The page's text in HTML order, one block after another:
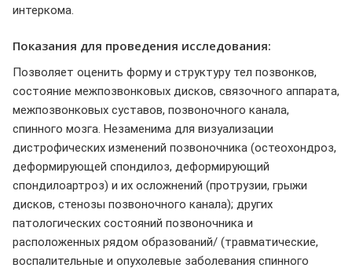
интеркома.
Показания для проведения исследования:
Позволяет оценить форму и структуру тел позвонков,
состояние межпозвонковых дисков, связочного аппарата,
межпозвонковых суставов, позвоночного канала,
спинного мозга. Незаменима для визуализации
дистрофических изменений позвоночника (остеохондроз,
деформирующей спондилоз, деформирующий
спондилоартроз) и их осложнений (протрузии, грыжи
дисков, стенозы позвоночного канала); других
патологических состояний позвоночника и
расположенных рядом образований/ (травматические,
воспалительные и опухолевые заболевания спинного